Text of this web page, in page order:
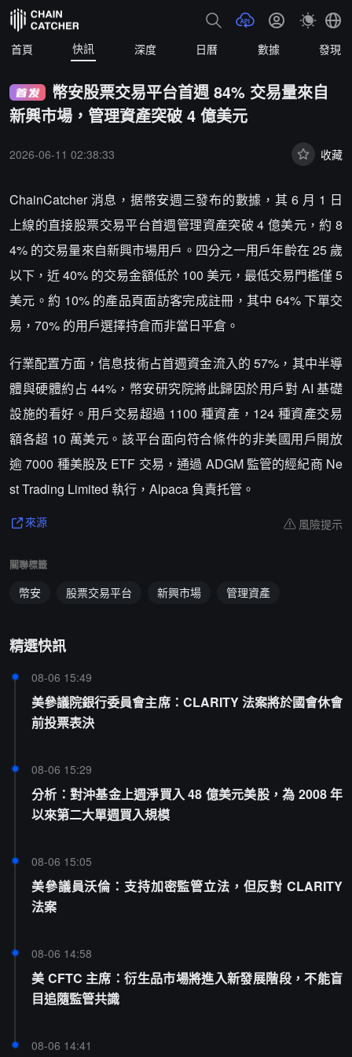
首頁 快訊 深度 日曆 數據 發現
幣安股票交易平台首週 84% 交易量來自
新興市場，管理資產突破 4 億美元
2026-06-11 02:38:33 收藏
ChainCatcher 消息，据幣安週三發布的數據，其 6 月 1 日
上線的直接股票交易平台首週管理資產突破 4 億美元，約 8
4% 的交易量來自新興市場用戶。四分之一用戶年齡在 25 歲
以下，近 40% 的交易金額低於 100 美元，最低交易門檻僅 5
美元。約 10% 的產品頁面訪客完成註冊，其中 64% 下單交
易，70% 的用戶選擇持倉而非當日平倉。
行業配置方面，信息技術占首週資金流入的 57%，其中半導
體與硬體約占 44%，幣安研究院將此歸因於用戶對 AI 基礎
設施的看好。用戶交易超過 1100 種資產，124 種資產交易
額各超 10 萬美元。該平台面向符合條件的非美國用戶開放
逾 7000 種美股及 ETF 交易，通過 ADGM 監管的經紀商 Ne
st Trading Limited 執行，Alpaca 負責托管。
來源 風險提示
關聯標籤
幣安 股票交易平台 新興市場 管理資產
精選快訊
08-06 15:49
美參議院銀行委員會主席：CLARITY 法案將於國會休會
前投票表決
08-06 15:29
分析：對沖基金上週淨買入 48 億美元美股，為 2008 年
以來第二大單週買入規模
08-06 15:05
美參議員沃倫：支持加密監管立法，但反對 CLARITY
法案
08-06 14:58
美 CFTC 主席：衍生品市場將進入新發展階段，不能盲
目追隨監管共識
08-06 14:41